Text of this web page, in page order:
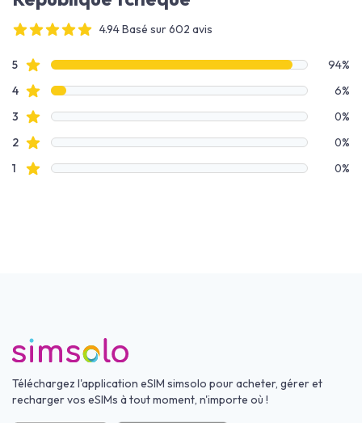
4.94 Basé sur 602 avis
Données des avis
5avis étoilés
94%
4avis étoilés
6%
3 avis étoilés
0%
2avis étoilés
0%
1 avis étoilés 0%
Téléchargez l'application eSIM simsolo pour acheter, gérer et
recharger vos eSIMs à tout moment, n'importe où !